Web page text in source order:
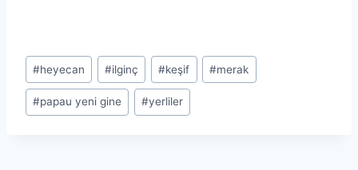
Post
Tags:
#heyecan #ilginç #keşif #merak
#papau yeni gine #yerliler